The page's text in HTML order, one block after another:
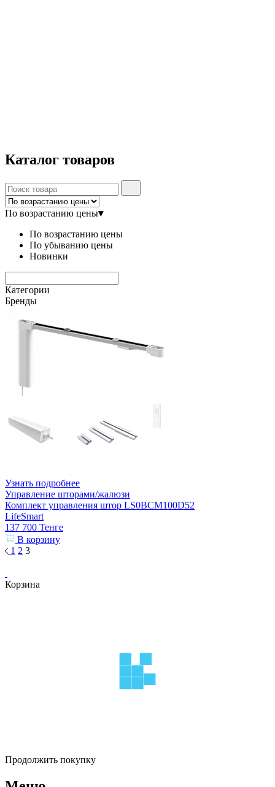
Каталог товаров
По возрастанию цены▾
По возрастанию цены
По убыванию цены
Новинки
Категории
Бренды
Узнать подробнее
Управление шторами/жалюзи
Комплект управления штор LS0BCM100D52
LifeSmart
137 700 Тенге
В корзину
1 2 3
Корзина
Продолжить покупку